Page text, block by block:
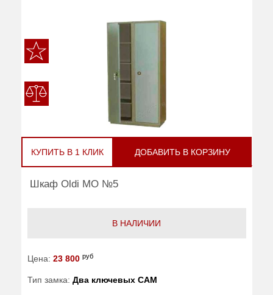
КУПИТЬ В 1 КЛИК ДОБАВИТЬ В КОРЗИНУ
Шкаф Oldi МО №5
В НАЛИЧИИ
Цена: 23 800 руб
Тип замка: Два ключевых САМ